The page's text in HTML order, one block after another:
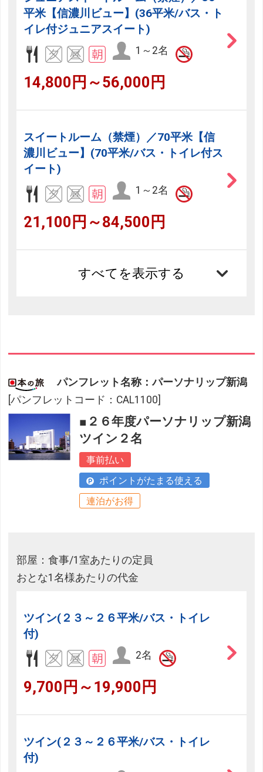
平米【信濃川ビュー】(36平米/バス・ト
イレ付ジュニアスイート)
1～2名
14,800円～56,000円
スイートルーム（禁煙）／70平米【信
濃川ビュー】(70平米/バス・トイレ付ス
イート)
1～2名
21,100円～84,500円
すべてを表示する
パンフレット名称：パーソナリップ新潟
[パンフレットコード：CAL1100]
■２６年度パーソナリップ新潟
ツイン２名
事前払い
ポイントがたまる使える
連泊がお得
部屋：食事/1室あたりの定員
おとな1名様あたりの代金
ツイン(２３～２６平米/バス・トイレ
付)
2名
9,700円～19,900円
ツイン(２３～２６平米/バス・トイレ
付)